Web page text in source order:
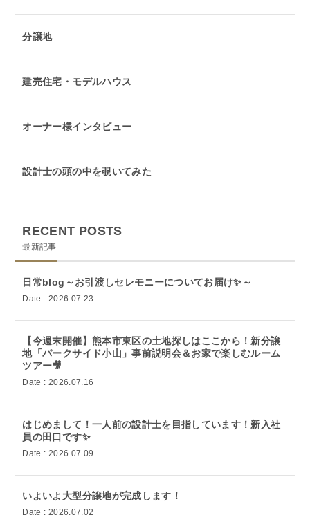
分譲地
建売住宅・モデルハウス
オーナー様インタビュー
設計士の頭の中を覗いてみた
RECENT POSTS
最新記事
日常blog～お引渡しセレモニーについてお届け✨～
Date : 2026.07.23
【今週末開催】熊本市東区の土地探しはここから！新分譲
地「パークサイド小山」事前説明会＆お家で楽しむルーム
ツアー🎥
Date : 2026.07.16
はじめまして！一人前の設計士を目指しています！新入社
員の田口です✨
Date : 2026.07.09
いよいよ大型分譲地が完成します！
Date : 2026.07.02